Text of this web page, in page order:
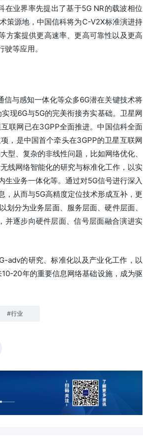
业界率先提出了基于5G NR的载波相位
策源地，中国信科将为C-V2X标准演进持
方案提供更高速率、更高可靠性以及更高
等应用。
与感知一体化等众多6G潜在关键技术将
现6G与5G的完美衔接夯实基础。卫星网
联网已在3GPP全面推进。中国信科全面
，是中国首个牵头在3GPP的卫星互联网
、复杂的非线性问题，比如网络优化、
线网络智能化的研究与标准化工作，以实
业务一体化等。通过对5G信号进行深入
，从而与5G高精度定位技术形成互补，更
分为业务层面、服务层面、硬件层面、
并逐步向硬件层面、信号层面融合演进实
adv的研究、标准化以及产业化工作，以
20年的重要信息网络基础设施，成为驱
#行业